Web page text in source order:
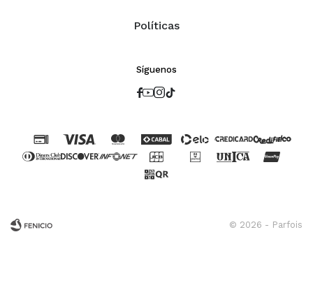
Políticas
Síguenos

© 2026 - Parfois